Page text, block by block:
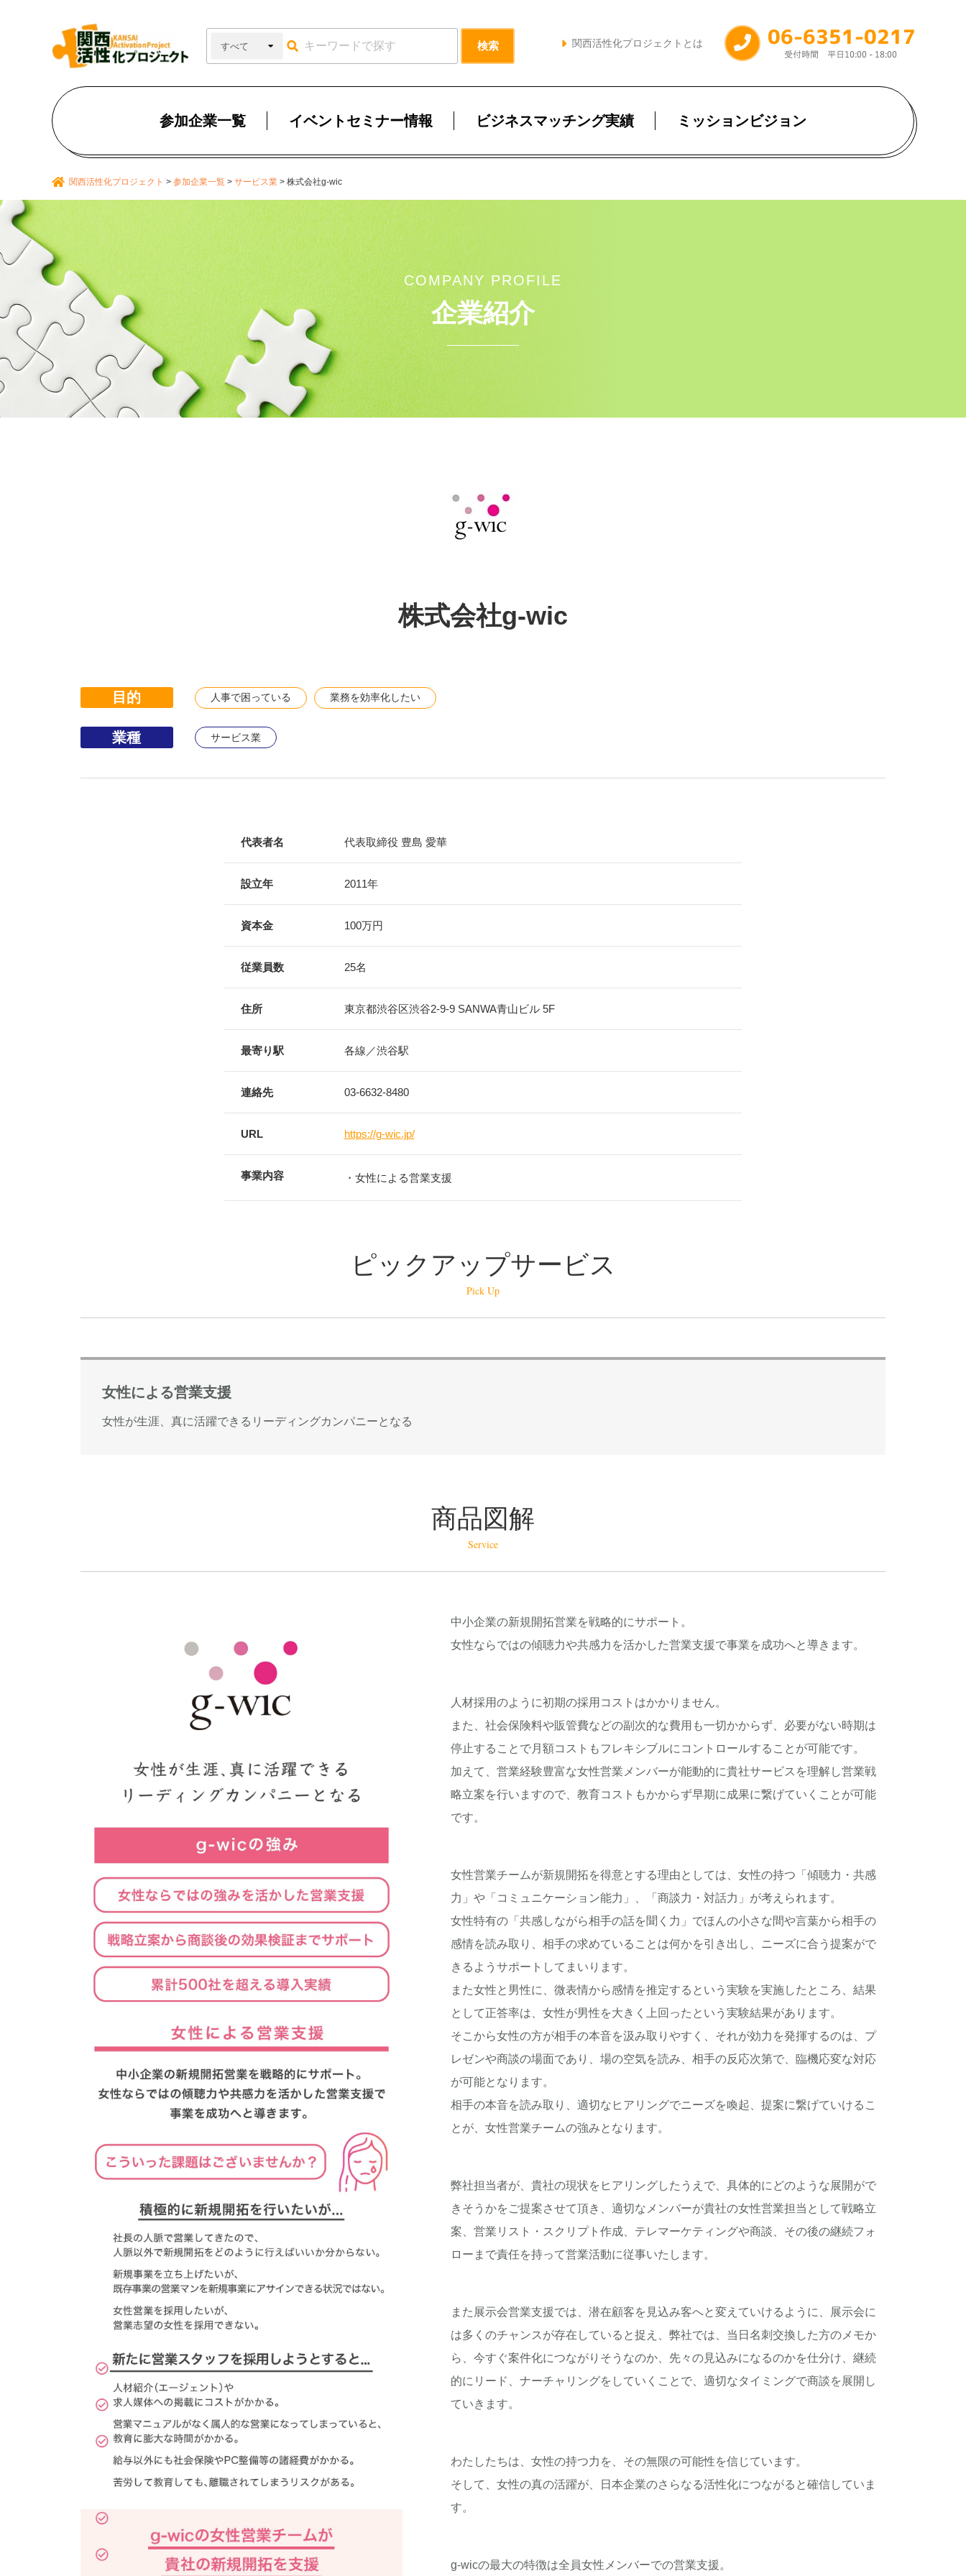
関西活性化プロジェクトとは
参加企業一覧 イベントセミナー情報 ビジネスマッチング実績 ミッションビジョン
関西活性化プロジェクト > 参加企業一覧 > サービス業 > 株式会社g-wic
COMPANY PROFILE
企業紹介
株式会社g-wic
目的 人事で困っている 業務を効率化したい
業種 サービス業
代表者名 代表取締役 豊島 愛華
設立年 2011年
資本金 100万円
従業員数 25名
住所 東京都渋谷区渋谷2-9-9 SANWA青山ビル 5F
最寄り駅 各線／渋谷駅
連絡先 03-6632-8480
URL https://g-wic.jp/
事業内容 ・女性による営業支援
ピックアップサービス
Pick Up
女性による営業支援
女性が生涯、真に活躍できるリーディングカンパニーとなる
商品図解
Service
中小企業の新規開拓営業を戦略的にサポート。
女性ならではの傾聴力や共感力を活かした営業支援で事業を成功へと導きます。
人材採用のように初期の採用コストはかかりません。
また、社会保険料や販管費などの副次的な費用も一切かからず、必要がない時期は
停止することで月額コストもフレキシブルにコントロールすることが可能です。
加えて、営業経験豊富な女性営業メンバーが能動的に貴社サービスを理解し営業戦
略立案を行いますので、教育コストもかからず早期に成果に繋げていくことが可能
です。
女性営業チームが新規開拓を得意とする理由としては、女性の持つ「傾聴力・共感
力」や「コミュニケーション能力」、「商談力・対話力」が考えられます。
女性特有の「共感しながら相手の話を聞く力」でほんの小さな間や言葉から相手の
感情を読み取り、相手の求めていることは何かを引き出し、ニーズに合う提案がで
きるようサポートしてまいります。
また女性と男性に、微表情から感情を推定するという実験を実施したところ、結果
として正答率は、女性が男性を大きく上回ったという実験結果があります。
そこから女性の方が相手の本音を汲み取りやすく、それが効力を発揮するのは、プ
レゼンや商談の場面であり、場の空気を読み、相手の反応次第で、臨機応変な対応
が可能となります。
相手の本音を読み取り、適切なヒアリングでニーズを喚起、提案に繋げていけるこ
とが、女性営業チームの強みとなります。
弊社担当者が、貴社の現状をヒアリングしたうえで、具体的にどのような展開がで
きそうかをご提案させて頂き、適切なメンバーが貴社の女性営業担当として戦略立
案、営業リスト・スクリプト作成、テレマーケティングや商談、その後の継続フォ
ローまで責任を持って営業活動に従事いたします。
また展示会営業支援では、潜在顧客を見込み客へと変えていけるように、展示会に
は多くのチャンスが存在していると捉え、弊社では、当日名刺交換した方のメモか
ら、今すぐ案件化につながりそうなのか、先々の見込みになるのかを仕分け、継続
的にリード、ナーチャリングをしていくことで、適切なタイミングで商談を展開し
ていきます。
わたしたちは、女性の持つ力を、その無限の可能性を信じています。
そして、女性の真の活躍が、日本企業のさらなる活性化につながると確信していま
す。
g-wicの最大の特徴は全員女性メンバーでの営業支援。